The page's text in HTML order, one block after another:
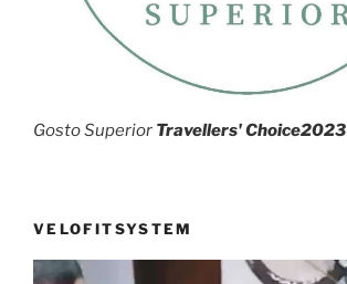
Gosto Superior Travellers' Choice2023
VELOFITSYSTEM
Reprodutor